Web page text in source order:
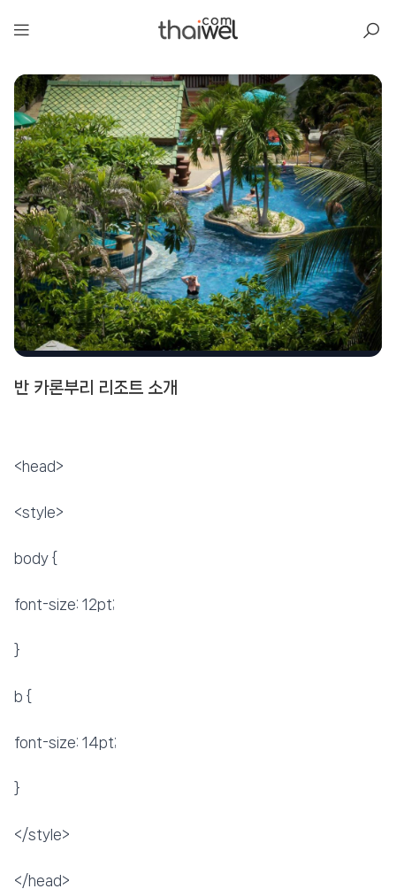
반 카론부리 리조트
💰 최저가 확인 · 예약하기
반 카론부리 리조트 소개
<head>
<style>
body {
font-size: 12pt;
}
b {
font-size: 14pt;
}
</style>
</head>